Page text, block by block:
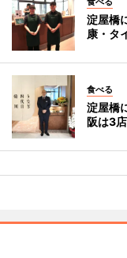
淀屋橋
康・タ
食べる
淀屋橋
阪は3